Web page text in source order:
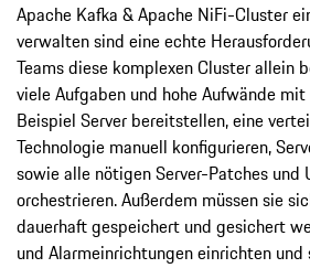
Apache Kafka & Apache NiFi-Cluster
verwalten sind eine echte
Teams diese komplexen Cluster allein
viele Aufgaben und hohe Aufwände
Beispiel Server bereitstellen, eine
Technologie manuell konfigurieren,
sowie alle nötigen Server-Patches und
orchestrieren. Außerdem müssen sie
dauerhaft gespeichert und gesichert
und Alarmeinrichtungen einrichten